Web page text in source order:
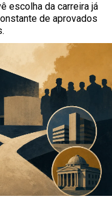
escolha da carreira já
de aprovados